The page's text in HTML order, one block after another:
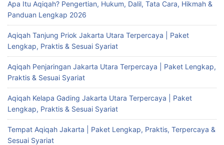
Apa Itu Aqiqah? Pengertian, Hukum, Dalil, Tata Cara, Hikmah &
Panduan Lengkap 2026
Aqiqah Tanjung Priok Jakarta Utara Terpercaya | Paket
Lengkap, Praktis & Sesuai Syariat
Aqiqah Penjaringan Jakarta Utara Terpercaya | Paket Lengkap,
Praktis & Sesuai Syariat
Aqiqah Kelapa Gading Jakarta Utara Terpercaya | Paket
Lengkap, Praktis & Sesuai Syariat
Tempat Aqiqah Jakarta | Paket Lengkap, Praktis, Terpercaya &
Sesuai Syariat